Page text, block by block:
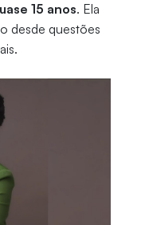
15 anos. Ela
desde questões